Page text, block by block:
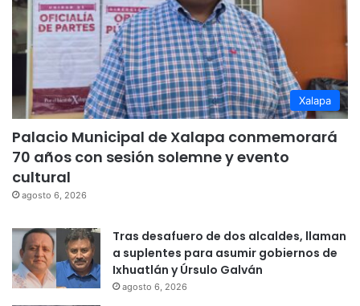
Xalapa
Palacio Municipal de Xalapa conmemorará
70 años con sesión solemne y evento
cultural
agosto 6, 2026
Tras desafuero de dos alcaldes, llaman
a suplentes para asumir gobiernos de
Ixhuatlán y Úrsulo Galván
agosto 6, 2026